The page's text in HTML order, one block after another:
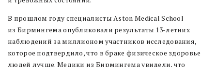
В прошлом году специалисты Aston Medical School
из Бирмингема опубликовали результаты 13-летних
наблюдений за миллионом участников исследования,
которое подтвердило, что в браке физическое здоровье
людей лучше. Медики из Бирмингема увидели, что